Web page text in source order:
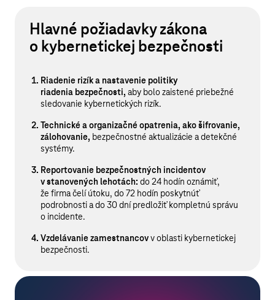
Hlavné požiadavky zákona
o kybernetickej bezpečnosti
Riadenie rizík a nastavenie politiky
riadenia bezpečnosti, aby bolo zaistené priebežné
sledovanie kybernetických rizík.
Technické a organizačné opatrenia, ako šifrovanie,
zálohovanie, bezpečnostné aktualizácie a detekčné
systémy.
Reportovanie bezpečnostných incidentov
v stanovených lehotách: do 24 hodín oznámiť,
že firma čelí útoku, do 72 hodín poskytnúť
podrobnosti a do 30 dní predložiť kompletnú správu
o incidente.
Vzdelávanie zamestnancovv oblasti kybernetickej
bezpečnosti.